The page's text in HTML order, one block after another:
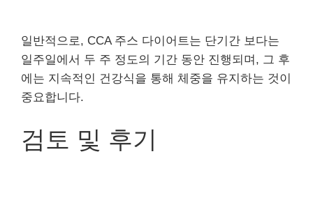
일반적으로, CCA 주스 다이어트는 단기간 보다는
일주일에서 두 주 정도의 기간 동안 진행되며, 그 후
에는 지속적인 건강식을 통해 체중을 유지하는 것이
중요합니다.
검토 및 후기